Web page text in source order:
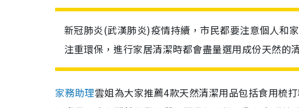
新冠肺炎(武漢肺炎)疫情持續，市民都要注意個人和
注重環保，進行家居清潔時都會盡量選用成份天然的
家務助理雲姐為大家推薦4款天然清潔用品包括食用梳